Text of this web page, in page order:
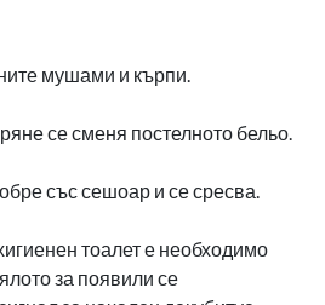
мушами и кърпи.
се сменя постелното бельо.
със сешоар и се сресва.
тоалет е необходимо
за появили се